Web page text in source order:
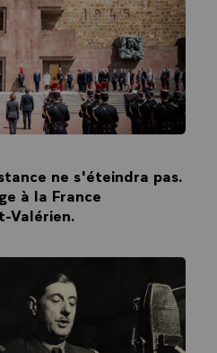
ne s'éteindra pas.
à la France
Valérien.